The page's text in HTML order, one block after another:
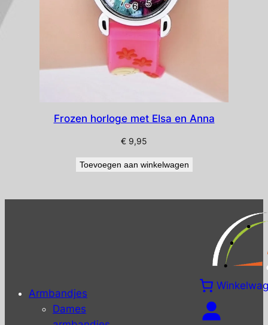
Frozen horloge met Elsa en Anna
€ 9,95
Toevoegen aan winkelwagen
Armbandjes
Dames